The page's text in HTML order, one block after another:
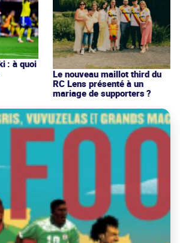
: à quoi
Le nouveau maillot third du
RC Lens présenté à un
mariage de supporters ?